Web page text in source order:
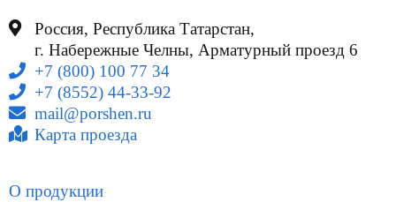
Россия, Республика Татарстан,
г. Набережные Челны, Арматурный проезд 6
+7 (800) 100 77 34
+7 (8552) 44-33-92
mail@porshen.ru
Карта проезда
О продукции